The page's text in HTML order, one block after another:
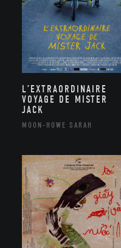
L’EXTRAORDINAIRE
VOYAGE DE MISTER
JACK
MOON-HOWE SARAH